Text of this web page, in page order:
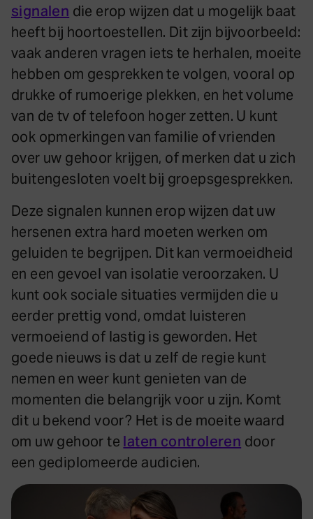
signalen die erop wijzen dat u mogelijk baat
heeft bij hoortoestellen. Dit zijn bijvoorbeeld:
vaak anderen vragen iets te herhalen, moeite
hebben om gesprekken te volgen, vooral op
drukke of rumoerige plekken, en het volume
van de tv of telefoon hoger zetten. U kunt
ook opmerkingen van familie of vrienden
over uw gehoor krijgen, of merken dat u zich
buitengesloten voelt bij groepsgesprekken.
Deze signalen kunnen erop wijzen dat uw
hersenen extra hard moeten werken om
geluiden te begrijpen. Dit kan vermoeidheid
en een gevoel van isolatie veroorzaken. U
kunt ook sociale situaties vermijden die u
eerder prettig vond, omdat luisteren
vermoeiend of lastig is geworden. Het
goede nieuws is dat u zelf de regie kunt
nemen en weer kunt genieten van de
momenten die belangrijk voor u zijn. Komt
dit u bekend voor? Het is de moeite waard
om uw gehoor te laten controleren door
een gediplomeerde audicien.